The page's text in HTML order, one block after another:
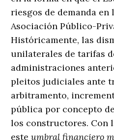
riesgos de demanda
Asociación Público-
Históricamente, las
unilaterales de tarifas
administraciones
pleitos judiciales ante
arbitramento,
pública por concepto
los constructores. Con
esteumbral financiero